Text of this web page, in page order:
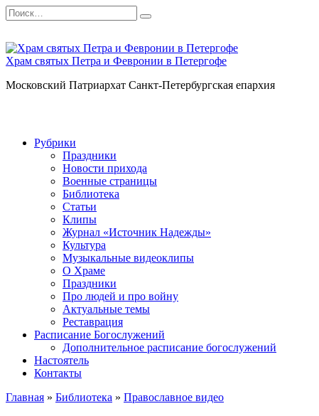
Перейти
к
Search
for:
Храм святых Петра и Февронии в Петергофе
Московский Патриархат Санкт-Петербургская епархия
Рубрики
Праздники
Новости прихода
Военные страницы
Библиотека
Статьи
Клипы
Журнал «Источник Надежды»
Культура
Музыкальные видеоклипы
О Храме
Праздники
Про людей и про войну
Актуальные темы
Реставрация
Расписание Богослужений
Дополнительное расписание богослужений
Настоятель
Контакты
Главная » Библиотека » Православное видео